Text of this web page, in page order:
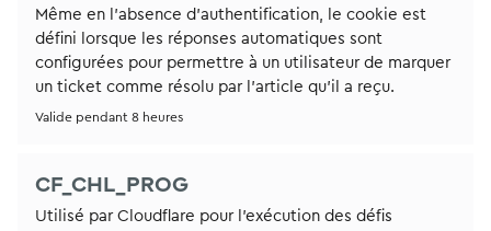
Même en l’absence d’authentification, le cookie est
défini lorsque les réponses automatiques sont
configurées pour permettre à un utilisateur de marquer
un ticket comme résolu par l’article qu’il a reçu.
Valide pendant 8 heures
CF_CHL_PROG
Utilisé par Cloudflare pour l'exécution des défis